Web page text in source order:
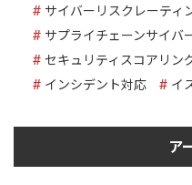
サイバーリスクレーティ
サプライチェーンサイバ
セキュリティスコアリン
インシデント対応
イ
ア